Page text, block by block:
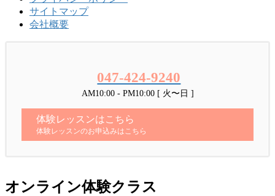
サイトマップ
会社概要
047-424-9240
AM10:00 - PM10:00 [ 火〜日 ]
体験レッスンはこちら
体験レッスンのお申込みはこちら
オンライン体験クラス